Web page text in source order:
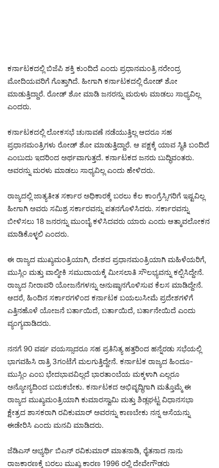
ಕರ್ನಾಟಕದಲ್ಲಿ ಬಿಜೆಪಿ ಶಕ್ತಿ ಕುಂದಿದೆ ಎಂದು ಪ್ರಧಾನಮಂತ್ರಿ ನರೇಂದ್ರ
ಮೋದಿಯವರಿಗೆ ಗೊತ್ತಾಗಿದೆ. ಹೀಗಾಗಿ ಕರ್ನಾಟಕದಲ್ಲಿ ರೋಡ್ ಶೋ
ಮಾಡುತ್ತಿದ್ದಾರೆ. ರೋಡ್ ಶೋ ಮಾಡಿ ಜನರನ್ನು ಮರುಳು ಮಾಡಲು ಸಾಧ್ಯವಿಲ್ಲ
ಎಂದರು.
ಕರ್ನಾಟಕದಲ್ಲಿ ಲೋಕಸಭೆ ಚುನಾವಣೆ ನಡೆಯುತ್ತಿಲ್ಲ ಆದರೂ ಸಹ
ಪ್ರಧಾನಮಂತ್ರಿಗಳು ರೋಡ್ ಶೋ ಮಾಡುತ್ತಿದ್ದಾರೆ. ಆ ಪಕ್ಷಕ್ಕೆ ಯಾವ ಸ್ಥಿತಿ ಬಂದಿದೆ
ಎಂಬುದು ಇದರಿಂದ ಅರ್ಥವಾಗುತ್ತದೆ. ಕರ್ನಾಟಕದ ಜನರು ಬುದ್ಧಿವಂತರು.
ಅವರನ್ನು ಮರಳು ಮಾಡಲು ಸಾಧ್ಯವಿಲ್ಲ ಎಂದು ಹೇಳಿದರು.
ರಾಜ್ಯದಲ್ಲಿ ಜಾತ್ಯತೀತ ಸರ್ಕಾರ ಅಧಿಕಾರಕ್ಕೆ ಬರಲು ಕೆಲ ಕಾಂಗ್ರೆಸ್ಸಿಗರಿಗೆ ಇಷ್ಟವಿಲ್ಲ
ಹೀಗಾಗಿ ಅವರು ಸಮಿಶ್ರ ಸರ್ಕಾರವನ್ನು ಪತನಗೊಳಿಸಿದರು. ಸರ್ಕಾರವನ್ನು
ಬೀಳಿಸಲು 18 ಜನರನ್ನು ಮುಂಬೈ ಕಳಿಸಿದವರು ಯಾರು ಎಂದು ಆತ್ಮಾವಲೋಕನ
ಮಾಡಿಕೊಳ್ಳಲಿ ಎಂದರು.
ಈ ರಾಜ್ಯದ ಮುಖ್ಯಮಂತ್ರಿಯಾಗಿ, ದೇಶದ ಪ್ರಧಾನಮಂತ್ರಿಯಾಗಿ ಮಹಿಳೆಯರಿಗೆ,
ಮುಸ್ಲಿಂ ಮತ್ತು ವಾಲ್ಮೀಕಿ ಸಮುದಾಯಕ್ಕೆ ಮೀಸಲಾತಿ ಸೌಲಭ್ಯವನ್ನು ಕಲ್ಪಿಸಿದ್ದೇನೆ.
ರಾಜ್ಯದ ನೀರಾವರಿ ಯೋಜನೆಗಳನ್ನು ಅನುಷ್ಠಾನಗೊಳಿಸುವ ಕೆಲಸ ಮಾಡಿದ್ದೇನೆ.
ಆದರೆ, ಹಿಂದಿನ ಸರ್ಕಾರಗಳಿಂದ ಕರ್ನಾಟಕ ಬಯಲುಸೀಮೆ ಪ್ರದೇಶಗಳಿಗೆ
ಎತ್ತಿನಹೊಳೆ ಯೋಜನೆ ಬರ್ತಾಯಿದೆ, ಬರ್ತಾಯಿದೆ, ಬರ್ತಾನೇಯಿದೆ ಎಂದು
ವ್ಯಂಗ್ಯವಾಡಿದರು.
ನನಗೆ 90 ವರ್ಷ ವಯಸ್ಸಾದರೂ ಸಹ ಪ್ರತಿನಿತ್ಯ ಹತ್ತರಿಂದ ಹನ್ನೆರಡು ಸಭೆಯಲ್ಲಿ
ಭಾಗವಹಿಸಿ ರಾತ್ರಿ 3ಗಂಟೆಗೆ ಮಲಗುತ್ತಿದ್ದೇನೆ. ಕರ್ನಾಟಕ ರಾಜ್ಯದ ಹಿಂದೂ-
ಮುಸ್ಲಿಂ ಎಂಬ ಭೇದಭಾವವಿಲ್ಲದೆ ಭಾರತಾಂಬೆಯ ಮಕ್ಕಳಾಗಿ ಎಲ್ಲರೂ
ಅನ್ಯೋನ್ಯದಿಂದ ಬದುಕಬೇಕು. ಕರ್ನಾಟಕದ ಅಭಿವೃದ್ಧಿಗಾಗಿ ಮತ್ತೊಮ್ಮೆ ಈ
ರಾಜ್ಯದ ಮುಖ್ಯಮಂತ್ರಿಯಾಗಿ ಕುಮಾರಸ್ವಾಮಿ ಮತ್ತು ಶಿಡ್ಲಘಟ್ಟ ವಿಧಾನಸಭಾ
ಕ್ಷೇತ್ರದ ಶಾಸಕರಾಗಿ ರವಿಕುಮಾರ್ ಅವರನ್ನು ಕಾಣಬೇಕು ನನ್ನ ಆಸೆಯನ್ನು
ಈಡೇರಿಸಿ ಎಂದು ಮನವಿ ಮಾಡಿದರು.
ಜೆಡಿಎಸ್ ಅಭ್ಯರ್ಥಿ ಬಿಎನ್ ರವಿಕುಮಾರ್ ಮಾತನಾಡಿ, ರೈತನಾದ ನಾನು
ರಾಜಕಾರಣಕ್ಕೆ ಬರಲು ಮುಖ್ಯ ಕಾರಣ 1996 ರಲ್ಲಿ ದೇವೇಗೌಡರು